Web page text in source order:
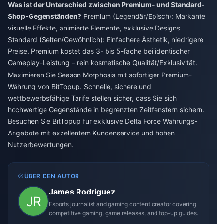
Was ist der Unterschied zwischen Premium- und Standard-
Shop-Gegenständen? Premium (Legendär/Episch): Markante
visuelle Effekte, animierte Elemente, exklusive Designs.
Standard (Selten/Gewöhnlich): Einfachere Ästhetik, niedrigere
Preise. Premium kostet das 3- bis 5-fache bei identischer
Gameplay-Leistung – rein kosmetische Qualität/Exklusivität.
Maximieren Sie Season Morphosis mit sofortiger Premium-
Währung von BitTopup. Schnelle, sichere und
wettbewerbsfähige Tarife stellen sicher, dass Sie sich
hochwertige Gegenstände in begrenzten Zeitfenstern sichern.
Besuchen Sie BitTopup für exklusive Delta Force Währungs-
Angebote mit exzellentem Kundenservice und hohen
Nutzerbewertungen.
ÜBER DEN AUTOR
James Rodriguez
Esports journalist and gaming content creator covering
competitive gaming, game releases, and top-up guides.